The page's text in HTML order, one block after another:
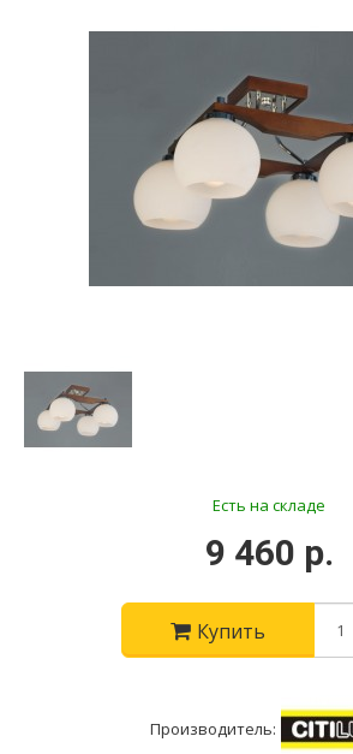
Есть на складе
9 460 р.
Купить
Производитель: